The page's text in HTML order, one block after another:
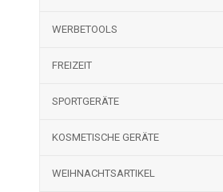
WERBETOOLS
FREIZEIT
SPORTGERÄTE
KOSMETISCHE GERÄTE
WEIHNACHTSARTIKEL